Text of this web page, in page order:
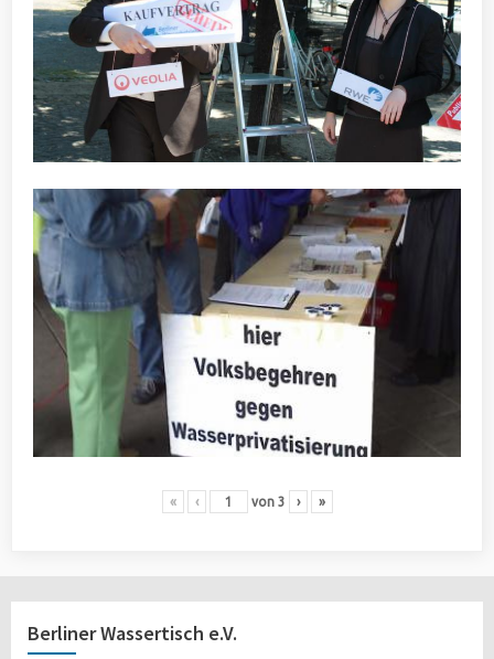
« ‹ von 3 › »
Berliner Wassertisch e.V.